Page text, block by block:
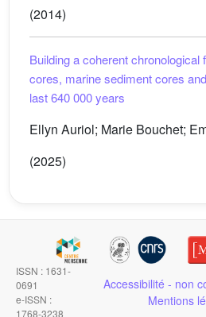
(2014)
Building a coherent
cores, marine sediment cores
last 640 000 years
Ellyn Auriol; Marie Bouchet;
(2025)
ISSN : 1631-
0691
e-ISSN :
1768-3238
Accessibilité - non
Mentions